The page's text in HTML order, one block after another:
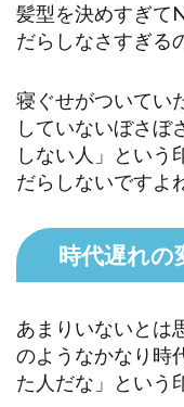
髪型を決めすぎて
だらしなさすぎる
寝ぐせがついてい
していないぼさぼ
しない人」という
だらしないですよ
時代遅れの
あまりいないとは
のようなかなり時
た人だな」という